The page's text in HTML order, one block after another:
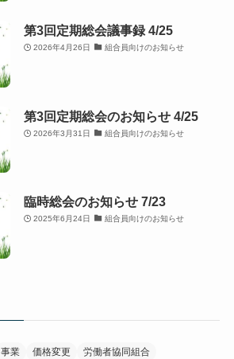
第3回定期総会議事録 4/25
2026年4月26日 組合員向けのお知らせ
第3回定期総会のお知らせ 4/25
2026年3月31日 組合員向けのお知らせ
臨時総会のお知らせ 7/23
2025年6月24日 組合員向けのお知らせ
事業 価格変更
労働者協同組合